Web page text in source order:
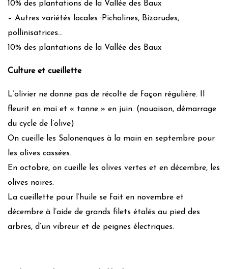
10% des plantations de la Vallée des Baux
– Autres variétés locales :Picholines, Bizarudes,
pollinisatrices…
10% des plantations de la Vallée des Baux
Culture et cueillette
L’olivier ne donne pas de récolte de façon régulière. Il
fleurit en mai et « tanne » en juin. (nouaison, démarrage
du cycle de l’olive)
On cueille les Salonenques à la main en septembre pour
les olives cassées.
En octobre, on cueille les olives vertes et en décembre, les
olives noires.
La cueillette pour l’huile se fait en novembre et
décembre à l’aide de grands filets étalés au pied des
arbres, d’un vibreur et de peignes électriques.